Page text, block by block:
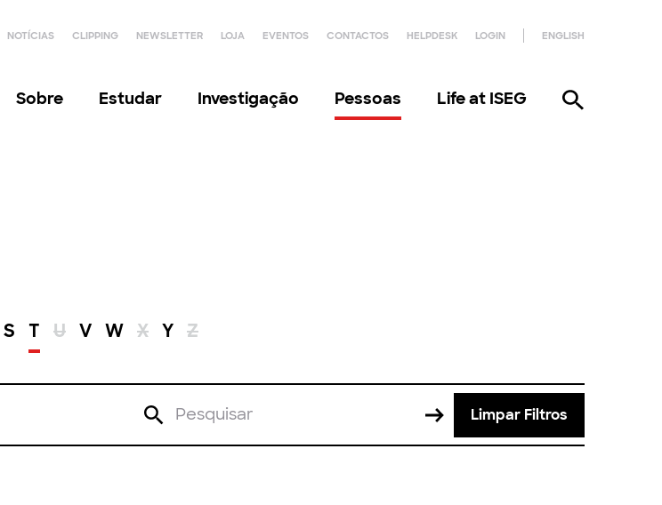
NOTÍCIAS CLIPPING NEWSLETTER LOJA EVENTOS CONTACTOS HELPDESK LOGIN ENGLISH
Sobre Estudar Investigação Pessoas Life at ISEG
S T U V W X Y Z
Limpar Filtros